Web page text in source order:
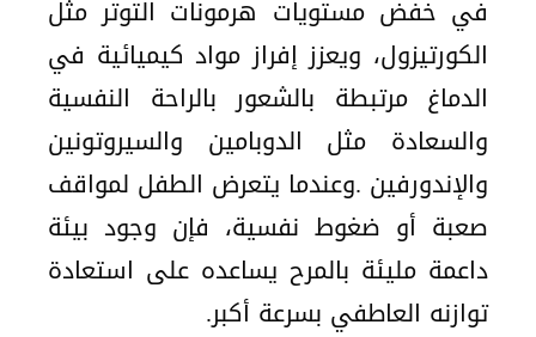
في خفض مستويات هرمونات التوتر مثل
الكورتيزول، ويعزز إفراز مواد كيميائية في
الدماغ مرتبطة بالشعور بالراحة النفسية
والسعادة مثل الدوبامين والسيروتونين
والإندورفين .وعندما يتعرض الطفل لمواقف
صعبة أو ضغوط نفسية، فإن وجود بيئة
داعمة مليئة بالمرح يساعده على استعادة
توازنه العاطفي بسرعة أكبر.